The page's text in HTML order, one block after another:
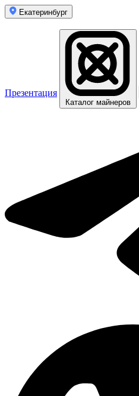
Екатеринбург
Презентация
Каталог майнеров